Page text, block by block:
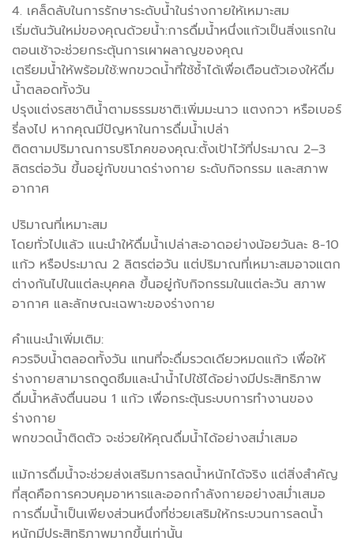
4. เคล็ดลับในการรักษาระดับน้ำในร่างกายให้เหมาะสม
เริ่มต้นวันใหม่ของคุณด้วยน้ำ:การดื่มน้ำหนึ่งแก้วเป็นสิ่งแรกใน
ตอนเช้าจะช่วยกระตุ้นการเผาผลาญของคุณ
เตรียมน้ำให้พร้อมใช้:พกขวดน้ำที่ใช้ซ้ำได้เพื่อเตือนตัวเองให้ดื่ม
น้ำตลอดทั้งวัน
ปรุงแต่งรสชาติน้ำตามธรรมชาติ:เพิ่มมะนาว แตงกวา หรือเบอร์
รี่ลงไป หากคุณมีปัญหาในการดื่มน้ำเปล่า
ติดตามปริมาณการบริโภคของคุณ:ตั้งเป้าไว้ที่ประมาณ 2–3
ลิตรต่อวัน ขึ้นอยู่กับขนาดร่างกาย ระดับกิจกรรม และสภาพ
อากาศ
ปริมาณที่เหมาะสม
โดยทั่วไปแล้ว แนะนำให้ดื่มน้ำเปล่าสะอาดอย่างน้อยวันละ 8-10
แก้ว หรือประมาณ 2 ลิตรต่อวัน แต่ปริมาณที่เหมาะสมอาจแตก
ต่างกันไปในแต่ละบุคคล ขึ้นอยู่กับกิจกรรมในแต่ละวัน สภาพ
อากาศ และลักษณะเฉพาะของร่างกาย
คำแนะนำเพิ่มเติม:
ควรจิบน้ำตลอดทั้งวัน แทนที่จะดื่มรวดเดียวหมดแก้ว เพื่อให้
ร่างกายสามารถดูดซึมและนำน้ำไปใช้ได้อย่างมีประสิทธิภาพ
ดื่มน้ำหลังตื่นนอน 1 แก้ว เพื่อกระตุ้นระบบการทำงานของ
ร่างกาย
พกขวดน้ำติดตัว จะช่วยให้คุณดื่มน้ำได้อย่างสม่ำเสมอ
แม้การดื่มน้ำจะช่วยส่งเสริมการลดน้ำหนักได้จริง แต่สิ่งสำคัญ
ที่สุดคือการควบคุมอาหารและออกกำลังกายอย่างสม่ำเสมอ
การดื่มน้ำเป็นเพียงส่วนหนึ่งที่ช่วยเสริมให้กระบวนการลดน้ำ
หนักมีประสิทธิภาพมากขึ้นเท่านั้น